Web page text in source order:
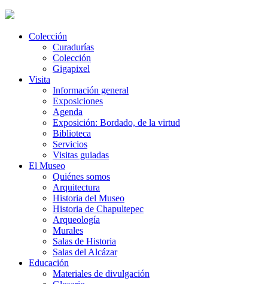
Colección
Curadurías
Colección
Gigapixel
Visita
Información general
Exposiciones
Agenda
Exposición: Bordado, de la virtud
Biblioteca
Servicios
Visitas guiadas
El Museo
Quiénes somos
Arquitectura
Historia del Museo
Historia de Chapultepec
Arqueología
Murales
Salas de Historia
Salas del Alcázar
Educación
Materiales de divulgación